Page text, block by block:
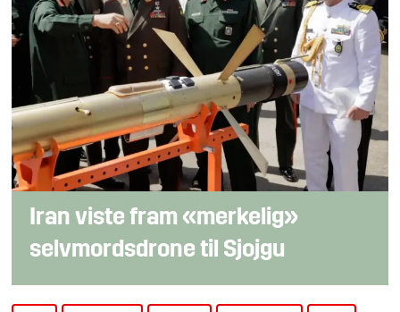
Iran viste fram «merkelig»
selvmordsdrone til Sjojgu